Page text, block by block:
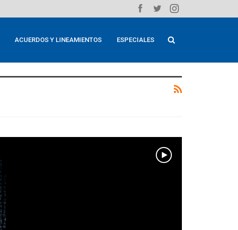
ACUERDOS Y LINEAMIENTOS ESPECIALES